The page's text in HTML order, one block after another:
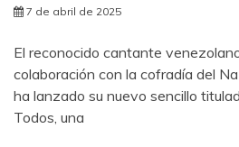
7 de abril de 2025
El reconocido cantante
colaboración con la cofradía del
ha lanzado su nuevo sencillo
Todos, una